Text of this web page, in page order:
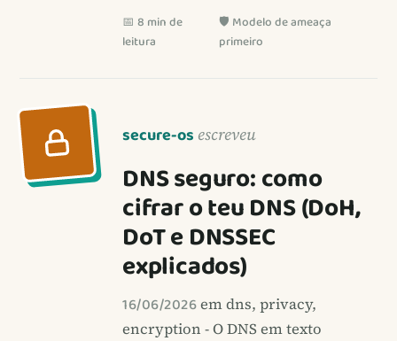
📅 8 min de
leitura
🛡️ Modelo de ameaça
primeiro
secure-os escreveu
DNS seguro: como
cifrar o teu DNS (DoH,
DoT e DNSSEC
explicados)
16/06/2026em dns, privacy,
encryption - O DNS em texto